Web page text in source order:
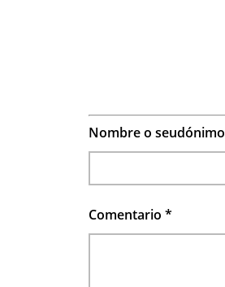
Nombre o seudónimo
Comentario *